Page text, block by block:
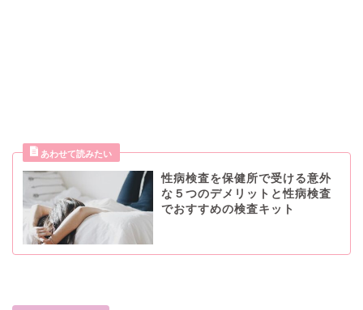
性病検査を保健所で受ける意外
な５つのデメリットと性病検査
でおすすめの検査キット